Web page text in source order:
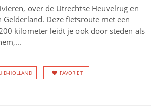
over de Utrechtse Heuvelrug en
Gelderland. Deze fietsroute met een
kilometer leidt je ook door steden als
HOLLAND FAVORIET